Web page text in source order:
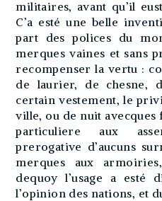
militaires, avant qu’il
C’a esté une belle
part des polices du
merques vaines et sans
recompenser la vertu :
de laurier, de chesne,
certain vestement, le
ville, ou de nuit avecques
particuliere aux
prerogative d’aucuns
merques aux
dequoy l’usage a esté
l’opinion des nations, et